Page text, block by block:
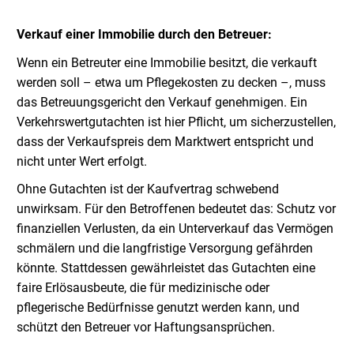
Verkauf einer Immobilie durch den Betreuer:
Wenn ein Betreuter eine Immobilie besitzt, die verkauft
werden soll – etwa um Pflegekosten zu decken –, muss
das Betreuungsgericht den Verkauf genehmigen. Ein
Verkehrswertgutachten ist hier Pflicht, um sicherzustellen,
dass der Verkaufspreis dem Marktwert entspricht und
nicht unter Wert erfolgt.
Ohne Gutachten ist der Kaufvertrag schwebend
unwirksam. Für den Betroffenen bedeutet das: Schutz vor
finanziellen Verlusten, da ein Unterverkauf das Vermögen
schmälern und die langfristige Versorgung gefährden
könnte. Stattdessen gewährleistet das Gutachten eine
faire Erlösausbeute, die für medizinische oder
pflegerische Bedürfnisse genutzt werden kann, und
schützt den Betreuer vor Haftungsansprüchen.